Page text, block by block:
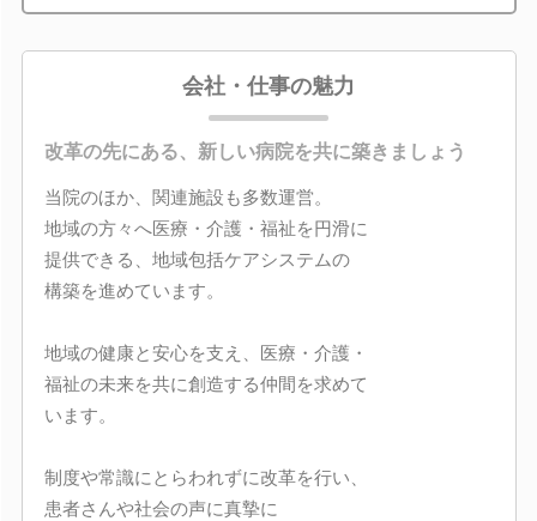
会社・仕事の魅力
改革の先にある、新しい病院を共に築きましょう
当院のほか、関連施設も多数運営。
地域の方々へ医療・介護・福祉を円滑に
提供できる、地域包括ケアシステムの
構築を進めています。
地域の健康と安心を支え、医療・介護・
福祉の未来を共に創造する仲間を求めて
います。
制度や常識にとらわれずに改革を行い、
患者さんや社会の声に真摯に